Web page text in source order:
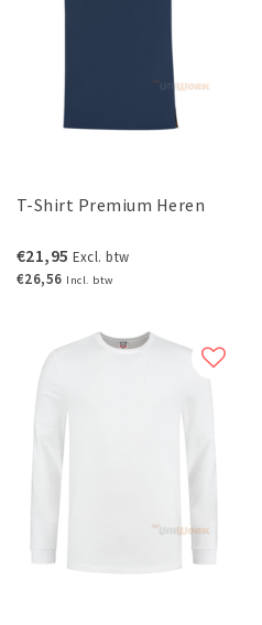
T-Shirt Premium Heren
€21,95 Excl. btw
€26,56 Incl. btw